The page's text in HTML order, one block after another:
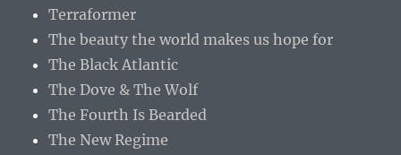
Terraformer
The beauty the world makes us hope for
The Black Atlantic
The Dove & The Wolf
The Fourth Is Bearded
The New Regime